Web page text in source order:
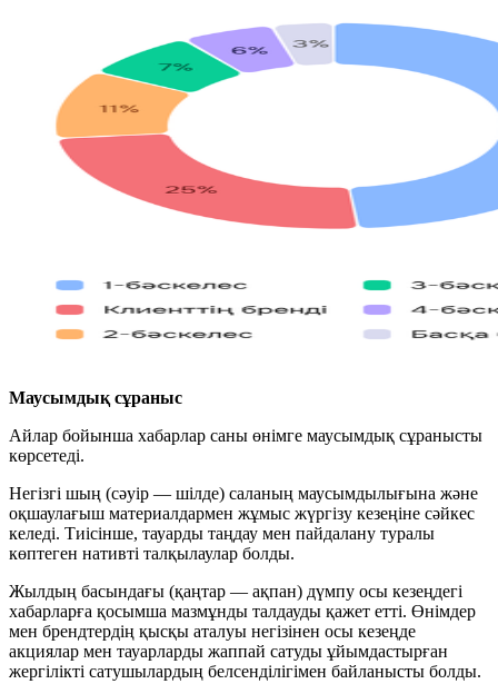
Маусымдық сұраныс
Айлар бойынша хабарлар саны өнімге маусымдық сұранысты
көрсетеді.
Негізгі шың (сәуір — шілде) саланың маусымдылығына және
оқшаулағыш материалдармен жұмыс жүргізу кезеңіне сәйкес
келеді. Тиісінше, тауарды таңдау мен пайдалану туралы
көптеген нативті талқылаулар болды.
Жылдың басындағы (қаңтар — ақпан) дүмпу осы кезеңдегі
хабарларға қосымша мазмұнды талдауды қажет етті. Өнімдер
мен брендтердің қысқы аталуы негізінен осы кезеңде
акциялар мен тауарларды жаппай сатуды ұйымдастырған
жергілікті сатушылардың белсенділігімен байланысты болды.